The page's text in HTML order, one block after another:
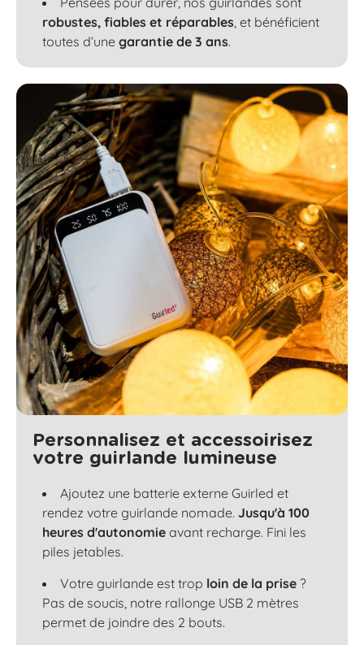
robustes, fiables et réparables, et bénéficient
toutes d’une garantie de 3 ans.
Personnalisez et accessoirisez
votre guirlande lumineuse
Ajoutez une batterie externe Guirled et
rendez votre guirlande nomade. Jusqu'à 100
heures d'autonomie avant recharge. Fini les
piles jetables.
Votre guirlande est trop loin de la prise ?
Pas de soucis, notre rallonge USB 2 mètres
permet de joindre des 2 bouts.